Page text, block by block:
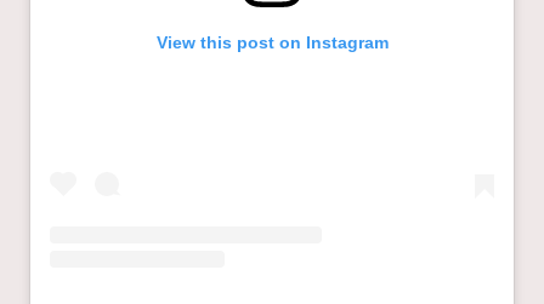
View this post on Instagram